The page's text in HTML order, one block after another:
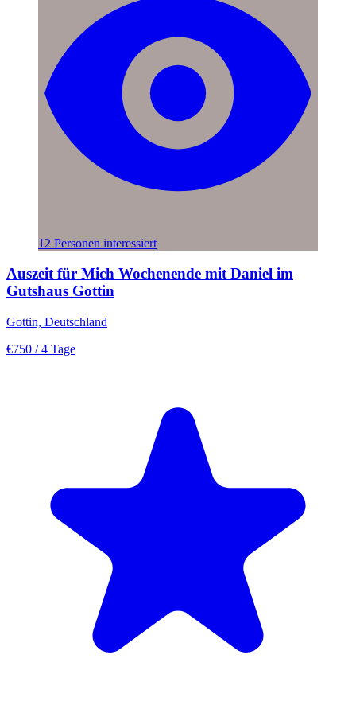
12 Personen interessiert
Auszeit für Mich Wochenende mit Daniel im
Gutshaus Gottin
Gottin, Deutschland
€750 / 4 Tage